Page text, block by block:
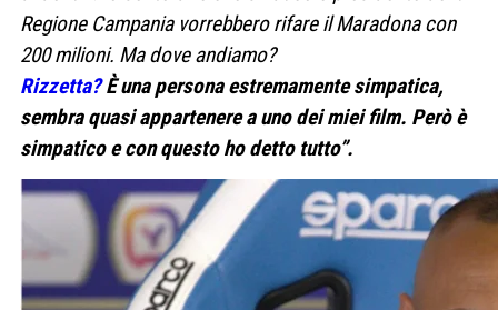
Regione Campania vorrebbero rifare il Maradona con
200 milioni. Ma dove andiamo?
Rizzetta?È una persona estremamente simpatica,
sembra quasi appartenere a uno dei miei film. Però è
simpatico e con questo ho detto tutto”.